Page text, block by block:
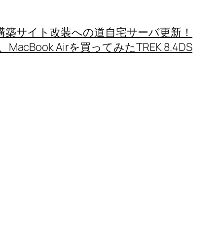
築サイト改装への道自宅サーバ更新！
MacBook Airを買ってみたTREK 8.4DS